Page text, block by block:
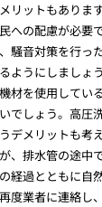
リットもありま
への配慮が必要
騒音対策を行っ
ようにしましょ
材を使用してい
でしょう。高圧
デメリットも考
、排水管の途中
経過とともに自
度業者に連絡し